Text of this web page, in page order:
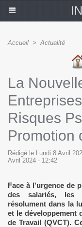
Accueil > Actualité
La
Risques
Promotion
Rédigé le Lundi 8 Avril
Avril 2024 - 12:42
Face à l'urgence de
des salariés, les
résolument dans la
et le développement
de Travail (QVCT).